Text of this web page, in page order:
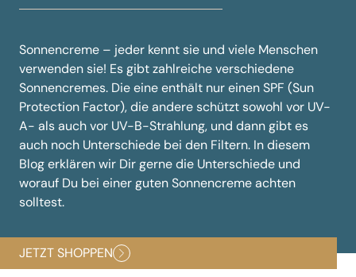
Sonnencreme – jeder kennt sie und viele Menschen
verwenden sie! Es gibt zahlreiche verschiedene
Sonnencremes. Die eine enthält nur einen SPF (Sun
Protection Factor), die andere schützt sowohl vor UV-
A- als auch vor UV-B-Strahlung, und dann gibt es
auch noch Unterschiede bei den Filtern. In diesem
Blog erklären wir Dir gerne die Unterschiede und
worauf Du bei einer guten Sonnencreme achten
solltest.
JETZT SHOPPEN